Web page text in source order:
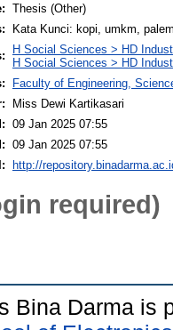
Thesis (Other)
Kata Kunci: kopi, umkm,
H Social Sciences > HD
H Social Sciences > HD
Faculty of Engineering,
Miss Dewi Kartikasari
09 Jan 2025 07:55
09 Jan 2025 07:55
http://
required)
Bina Darma is